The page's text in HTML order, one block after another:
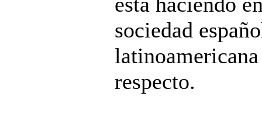
sociedad
respecto.